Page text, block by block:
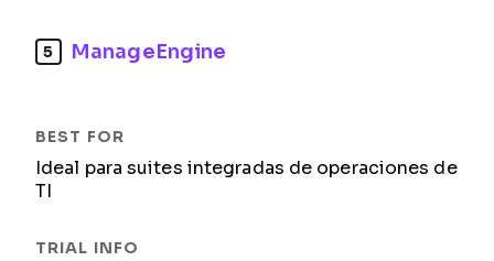
5 ManageEngine
Ideal para suites integradas de operaciones de
TI